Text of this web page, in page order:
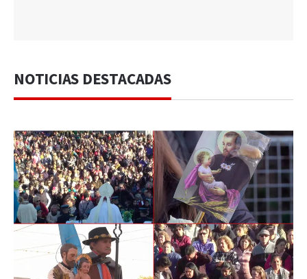
NOTICIAS DESTACADAS